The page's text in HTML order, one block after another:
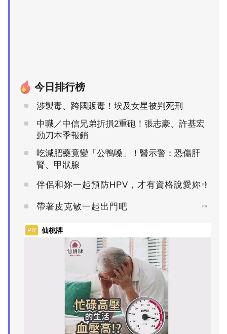
今日排行榜
涉製毒、跨國販毒！埃及女星被判死刑
中職／中信兄弟折損2重砲！張志豪、許基宏
動刀本季報銷
吃減肥藥竟變「公鴨嗓」！醫示警：恐傷肝
腎、甲狀腺
伴侶和妳一起預防HPV，才有資格說愛妳！
PR
帶著皮克敏一起出門吧 PR
PR 仙桃牌